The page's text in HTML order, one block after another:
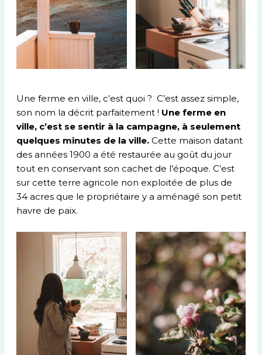
Une ferme en ville, c’est quoi ? C’est assez simple,
son nom la décrit parfaitement ! Une ferme en
ville, c’est se sentir à la campagne, à seulement
quelques minutes de la ville. Cette maison datant
des années 1900 a été restaurée au goût du jour
tout en conservant son cachet de l’époque. C’est
sur cette terre agricole non exploitée de plus de
34 acres que le propriétaire y a aménagé son petit
havre de paix.